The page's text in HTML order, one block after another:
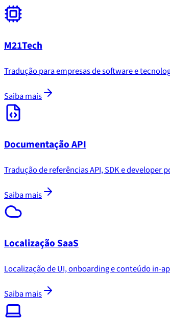
M21Tech
Tradução para empresas de software e
Saiba mais
Documentação API
Tradução de referências API, SDK e developer
Saiba mais
Localização SaaS
Localização de UI, onboarding e conteúdo in-
Saiba mais